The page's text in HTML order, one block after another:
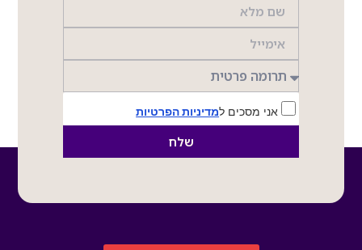
אני מסכים למדיניות הפרטיות
שלח